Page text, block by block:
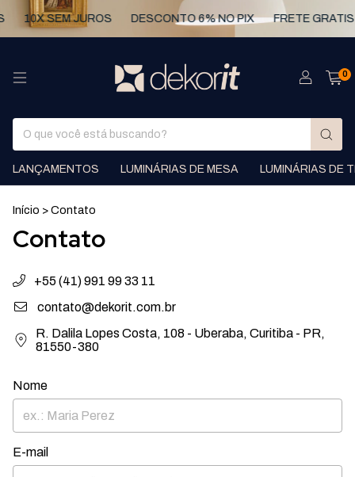
10X SEM JUROS DESCONTO 6% NO PIX FRETE GRATIS
0
LANÇAMENTOS LUMINÁRIAS DE MESA LUMINÁRIAS DE
Início > Contato
Contato
+55 (41) 991 99 33 11
contato@dekorit.com.br
R. Dalila Lopes Costa, 108 - Uberaba, Curitiba - PR,
81550-380
Nome
E-mail